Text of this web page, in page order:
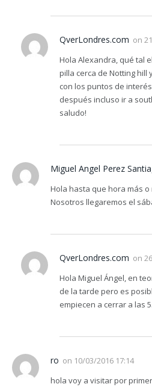
QverLondres.com on
Hola Alexandra, qué tal
pilla cerca de Notting
con los puntos de
después incluso ir a
saludo!
Miguel Angel Perez
Hola hasta que hora más
Nosotros llegaremos el
QverLondres.com on
Hola Miguel Ángel, en
de la tarde pero es
empiecen a cerrar a las
ro on 10/03/2016 17:14
hola voy a visitar por